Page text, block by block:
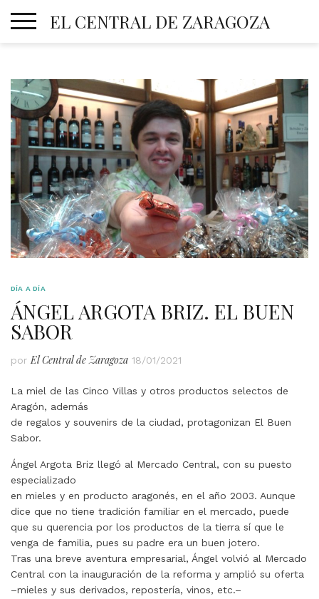
EL CENTRAL DE ZARAGOZA
DÍA A DÍA
ÁNGEL ARGOTA BRIZ. EL BUEN
SABOR
por El Central de Zaragoza 18/01/2021
La miel de las Cinco Villas y otros productos selectos de
Aragón, además
de regalos y souvenirs de la ciudad, protagonizan El Buen
Sabor.
Ángel Argota Briz llegó al Mercado Central, con su puesto
especializado
en mieles y en producto aragonés, en el año 2003. Aunque
dice que no tiene tradición familiar en el mercado, puede
que su querencia por los productos de la tierra sí que le
venga de familia, pues su padre era un buen jotero.
Tras una breve aventura empresarial, Ángel volvió al Mercado
Central con la inauguración de la reforma y amplió su oferta
–mieles y sus derivados, repostería, vinos, etc.–